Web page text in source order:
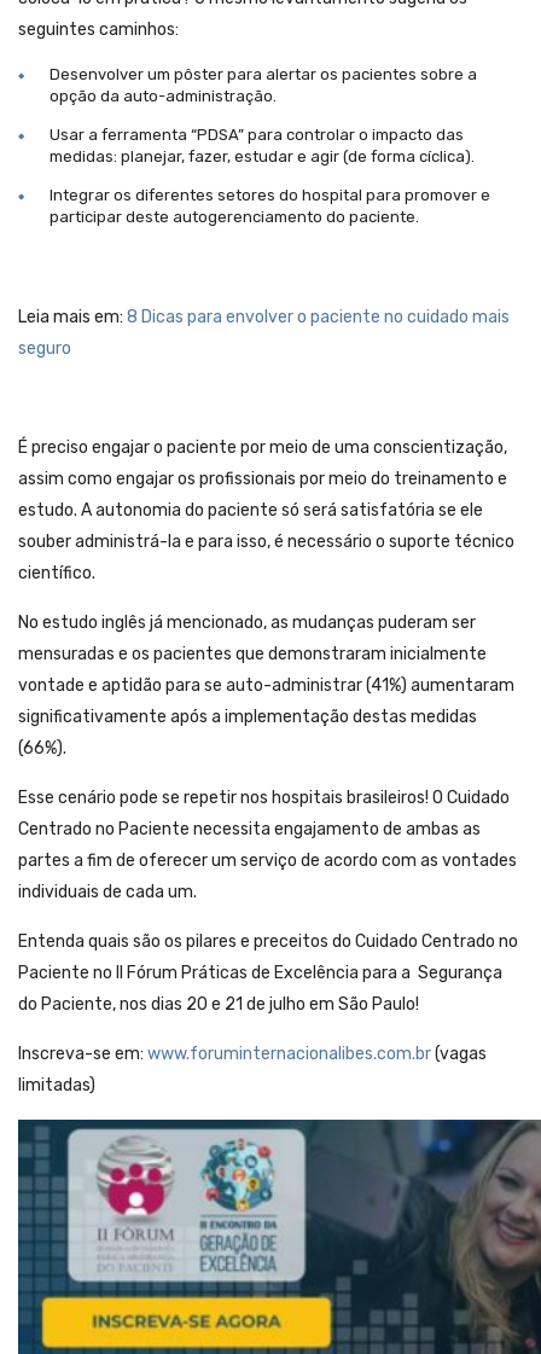
seguintes caminhos:
Desenvolver um pôster para alertar os pacientes sobre a
opção da auto-administração.
Usar a ferramenta “PDSA” para controlar o impacto das
medidas: planejar, fazer, estudar e agir (de forma cíclica).
Integrar os diferentes setores do hospital para promover e
participar deste autogerenciamento do paciente.
Leia mais em: 8 Dicas para envolver o paciente no cuidado mais
seguro
É preciso engajar o paciente por meio de uma conscientização,
assim como engajar os profissionais por meio do treinamento e
estudo. A autonomia do paciente só será satisfatória se ele
souber administrá-la e para isso, é necessário o suporte técnico
científico.
No estudo inglês já mencionado, as mudanças puderam ser
mensuradas e os pacientes que demonstraram inicialmente
vontade e aptidão para se auto-administrar (41%) aumentaram
significativamente após a implementação destas medidas
(66%).
Esse cenário pode se repetir nos hospitais brasileiros! O Cuidado
Centrado no Paciente necessita engajamento de ambas as
partes a fim de oferecer um serviço de acordo com as vontades
individuais de cada um.
Entenda quais são os pilares e preceitos do Cuidado Centrado no
Paciente no II Fórum Práticas de Excelência para a Segurança
do Paciente, nos dias 20 e 21 de julho em São Paulo!
Inscreva-se em: www.foruminternacionalibes.com.br(vagas
limitadas)